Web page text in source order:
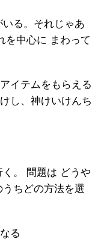
る。それじゃあ
を中心に まわって
イテムをもらえる
し、神けいけんち
。 問題は どうや
ちどの方法を選
る